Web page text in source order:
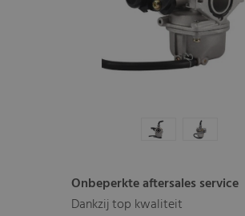
Onbeperkte aftersales service
Dankzij top kwaliteit